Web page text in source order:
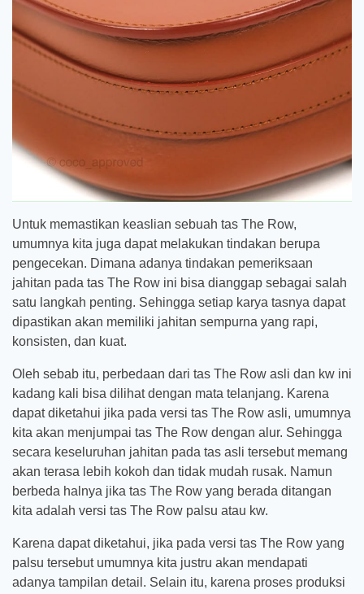
Untuk memastikan keaslian sebuah tas The Row,
umumnya kita juga dapat melakukan tindakan berupa
pengecekan. Dimana adanya tindakan pemeriksaan
jahitan pada tas The Row ini bisa dianggap sebagai salah
satu langkah penting. Sehingga setiap karya tasnya dapat
dipastikan akan memiliki jahitan sempurna yang rapi,
konsisten, dan kuat.
Oleh sebab itu, perbedaan dari tas The Row asli dan kw ini
kadang kali bisa dilihat dengan mata telanjang. Karena
dapat diketahui jika pada versi tas The Row asli, umumnya
kita akan menjumpai tas The Row dengan alur. Sehingga
secara keseluruhan jahitan pada tas asli tersebut memang
akan terasa lebih kokoh dan tidak mudah rusak. Namun
berbeda halnya jika tas The Row yang berada ditangan
kita adalah versi tas The Row palsu atau kw.
Karena dapat diketahui, jika pada versi tas The Row yang
palsu tersebut umumnya kita justru akan mendapati
adanya tampilan detail. Selain itu, karena proses produksi